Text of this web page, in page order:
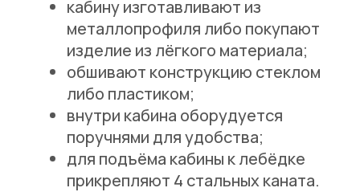
кабину изготавливают из
металлопрофиля либо покупают
изделие из лёгкого материала;
обшивают конструкцию стеклом
либо пластиком;
внутри кабина оборудуется
поручнями для удобства;
для подъёма кабины к лебёдке
прикрепляют 4 стальных каната.